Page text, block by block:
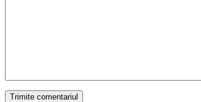
Trimite comentariul